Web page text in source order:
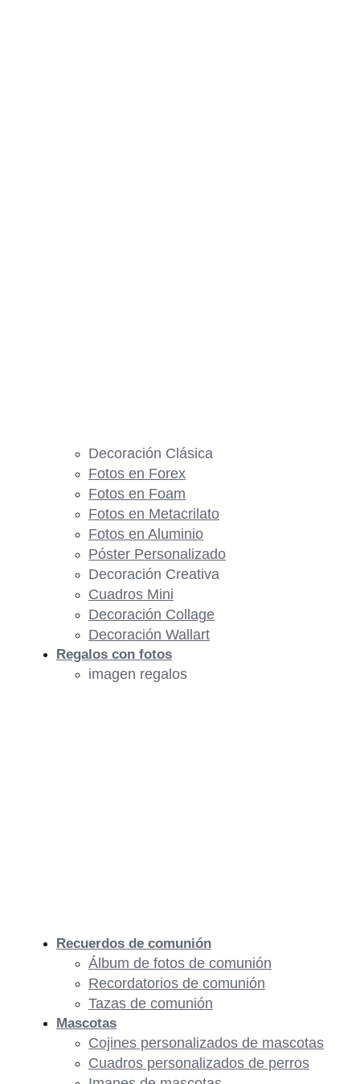
Decoración Clásica
Fotos en Forex
Fotos en Foam
Fotos en Metacrilato
Fotos en Aluminio
Póster Personalizado
Decoración Creativa
Cuadros Mini
Decoración Collage
Decoración Wallart
Regalos con fotos
imagen regalos
Recuerdos de comunión
Álbum de fotos de comunión
Recordatorios de comunión
Tazas de comunión
Mascotas
Cojines personalizados de mascotas
Cuadros personalizados de perros